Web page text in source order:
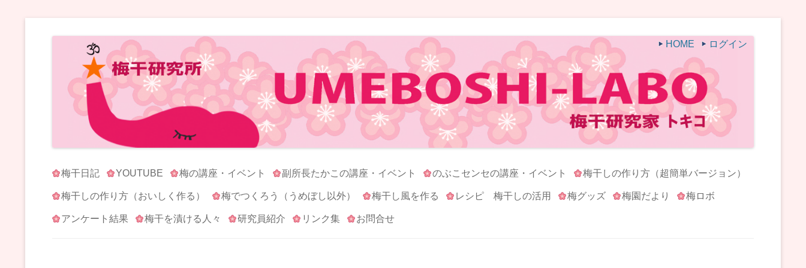
梅干研究所 UMEBOSHI-LABO
WE LOVE UMEBOSHI HOME ログイン
コンテンツへ移動
梅干日記 YOUTUBE 梅の講座・イベント 副所長たかこの講座・イベント のぶこセンセの講座・イベント 梅干しの作り方（超簡単バージョン）
梅干しの作り方（おいしく作る） 梅でつくろう（うめぼし以外） 梅干し風を作る レシピ 梅干しの活用 梅グッズ 梅園だより 梅ロボ
アンケート結果 梅干を漬ける人々 研究員紹介 リンク集 お問合せ